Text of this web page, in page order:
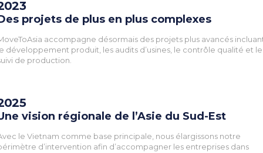
projets de plus en plus complexes
accompagne désormais des projets plus avancés
développement produit, les audits d’usines, le contrôle qualité et le
de production.
vision régionale de l’Asie du Sud-Est
le Vietnam comme base principale, nous élargissons notre
d’intervention afin d’accompagner les entreprises dans